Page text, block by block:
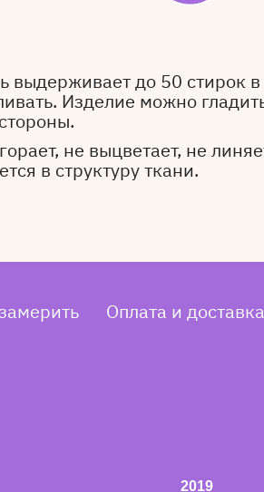
выдерживает до 50
Изделие можно
не выцветает, не
в структуру ткани.
Оплата и доставка